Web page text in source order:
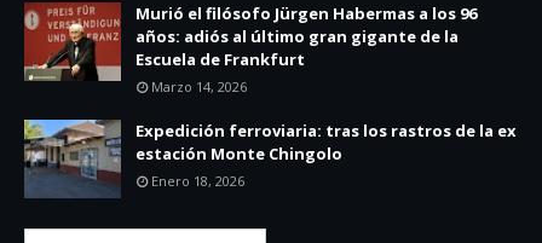
Murió el filósofo Jürgen Habermas a los 96
años: adiós al último gran gigante de la
Escuela de Frankfurt
Marzo 14, 2026
Expedición ferroviaria: tras los rastros de la ex
estación Monte Chingolo
Enero 18, 2026